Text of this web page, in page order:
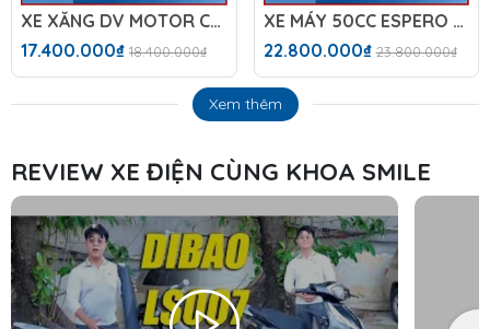
XE XĂNG DV MOTOR CUB DAELIM IKD C6 NEW
17.400.000₫ 18.400.000₫
XE MÁY 50CC ESPERO 50VS DIAMOND PLUS
22.800.000₫ 23.800.000₫
Xem thêm
REVIEW XE ĐIỆN CÙNG KHOA SMILE